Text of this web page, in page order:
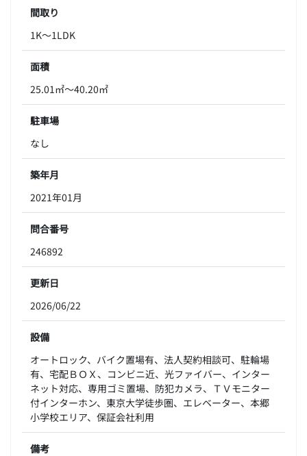
間取り
1K～1LDK
面積
25.01㎡～40.20㎡
駐車場
なし
築年月
2021年01月
問合番号
246892
更新日
2026/06/22
設備
オートロック、バイク置場有、法人契約相談可、駐輪場
有、宅配ＢＯＸ、コンビニ近、光ファイバー、インター
ネット対応、専用ゴミ置場、防犯カメラ、ＴＶモニター
付インターホン、東京大学徒歩圏、エレベーター、本郷
小学校エリア、保証会社利用
備考